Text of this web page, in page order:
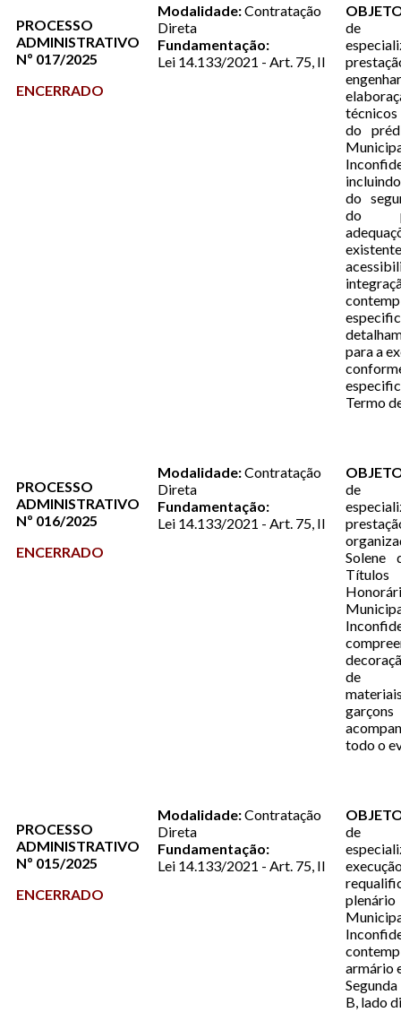
PROCESSO
ADMINISTRATIVO
Nº 017/2025
ENCERRADO
Modalidade:Contratação
Direta
Fundamentação:
Lei 14.133/2021 - Art. 75, II
de
do
do
do
para a
Termo
PROCESSO
ADMINISTRATIVO
Nº 016/2025
ENCERRADO
Modalidade:Contratação
Direta
Fundamentação:
Lei 14.133/2021 - Art. 75, II
de
Solene
de
todo o
PROCESSO
ADMINISTRATIVO
Nº 015/2025
ENCERRADO
Modalidade:Contratação
Direta
Fundamentação:
Lei 14.133/2021 - Art. 75, II
de
armário
B, lado